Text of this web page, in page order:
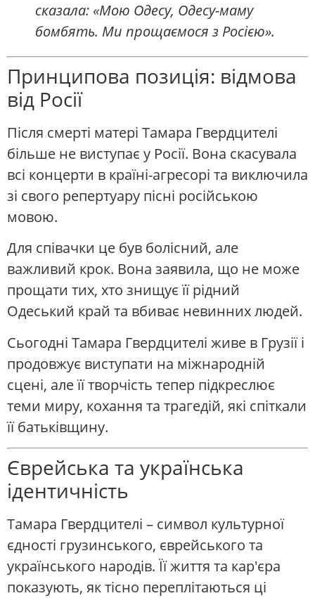
сказала: «Мою Одесу, Одесу-маму
бомбять. Ми прощаємося з Росією».
Принципова позиція: відмова
від Росії
Після смерті матері Тамара Гвердцителі
більше не виступає у Росії. Вона скасувала
всі концерти в країні-агресорі та виключила
зі свого репертуару пісні російською
мовою.
Для співачки це був болісний, але
важливий крок. Вона заявила, що не може
прощати тих, хто знищує її рідний
Одеський край та вбиває невинних людей.
Сьогодні Тамара Гвердцителі живе в Грузії і
продовжує виступати на міжнародній
сцені, але її творчість тепер підкреслює
теми миру, кохання та трагедій, які спіткали
її батьківщину.
Єврейська та українська
ідентичність
Тамара Гвердцителі – символ культурної
єдності грузинського, єврейського та
українського народів. Її життя та кар'єра
показують, як тісно переплітаються ці